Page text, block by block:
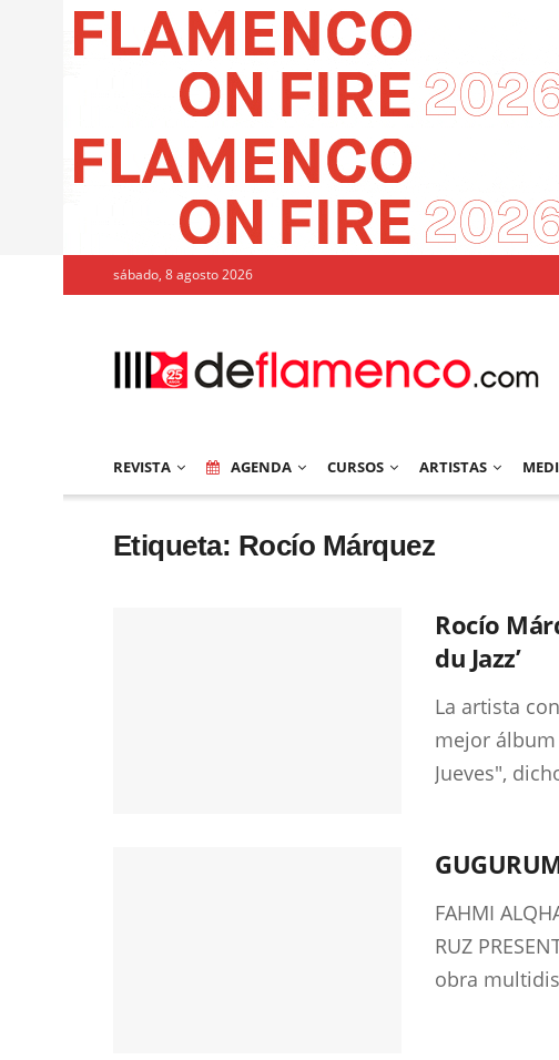
sábado, 8 agosto 2026
REVISTA AGENDA CURSOS ARTISTAS
Etiqueta: Rocío Márquez
Rocío
du Jazz’
La artista
mejor
Jueves",
FAHMI
RUZ
obra